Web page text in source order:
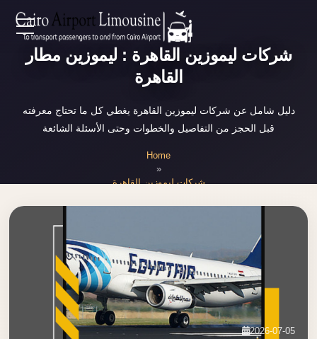
EN
AR
Services
About Us
Contact Us
شركات ليموزين القاهرة : ليموزين مطار
القاهرة
دليل شامل عن شركات ليموزين القاهرة يغطي كل ما تحتاج معرفته
قبل الحجز من التفاصيل والخطوات وحتى الأسئلة الشائعة
Home
»
شركات ليموزين القاهرة
2026-07-05
Zamalek
Cairo
Rental
Limousine